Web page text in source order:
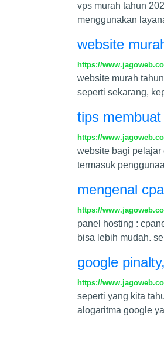
vps murah tahun
menggunakan
website
https://
website murah
seperti sekarang,
tips
https://
website bagi pelajar
termasuk
mengenal
https://
panel hosting :
bisa lebih mudah.
google
https://
seperti yang kita
alogaritma google